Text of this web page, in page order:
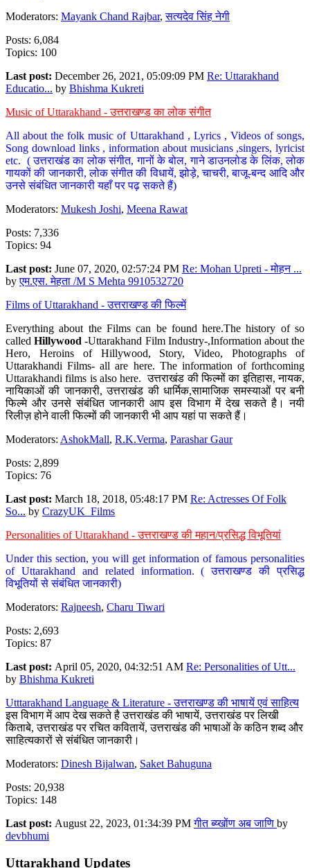
Moderators: Mayank Chand Rajbar,सत्यदेव सिंह नेगी
Posts: 6,084
Topics: 100
Last post: December 26, 2021, 05:09:09 PM Re: Uttarakhand
Educatio... by Bhishma Kukreti
Music of Uttarakhand - उत्तराखण्ड का लोक संगीत
All about the folk music of Uttarakhand , Lyrics , Videos of songs,
Song download links , information about musicians ,singers, lyricist
etc. ( उत्तराखंड का लोक संगीत, गानों के बोल, गाने डाउनलोड के लिंक, लोक
गायकों की जानकारी, लोक संगीत की विधायें, झोड़े, चाचरी, बाजू-बन्द आदि और
उनसे संबंधित जानकारी यहाँ पर पढ़ सकते हैं)
Moderators: Mukesh Joshi, Meena Rawat
Posts: 7,336
Topics: 94
Last post: June 07, 2020, 02:57:24 PM Re: Mohan Upreti - मोहन ...
byएम.एस. मेहता /M S Mehta 9910532720
Films of Uttarakhand - उत्तराखण्ड की फिल्में
Everything about the Films can be found here.The history of so
calledHillywood-Uttarakhand Film Industry-,Information about the
Hero, Heroins of Hillywood, Story, Video, Photographs of
Uttarakhandi Films- all are here. The information of forthcoming
Uttarakhandi films is also here. उत्तराखंड की फिल्मों का इतिहास, नायक,
नायिकाओं की जानकारी, उत्तराखंड की धार्मिक,सामाजिक समस्याओं पर बनी
फिल्मे और उनसे संबंधित जानकारी आप इस विभाग में देख सकते है। नयी
रिलीज़ होने वाली फिल्मों की जानकारी भी आप यहां पा सकते हैं।
Moderators: AshokMall, R.K.Verma, Parashar Gaur
Posts: 2,899
Topics: 76
Last post: March 18, 2018, 05:48:17 PM Re: Actresses Of Folk
So... by CrazyUK_Films
Personalities of Uttarakhand - उत्तराखण्ड की महान/प्रसिद्ध विभूतियां
Under this section, you will get information of famous personalities
of Uttarakhand and related information. ( उत्तराखण्ड की प्रसिद्ध
विभूतियों से संबंधित जानकारी)
Moderators: Rajneesh, Charu Tiwari
Posts: 2,693
Topics: 87
Last post: April 05, 2020, 04:32:51 AM Re: Personalities of Utt...
by Bhishma Kukreti
Utttarakhand Language & Literature - उत्तराखण्ड की भाषायें एवं साहित्य
इस विभाग में आप देख सकते है उत्तराखंड की भाषायें, उत्तराखंड पर लिखी
किताबे, उत्तराखंड पर रचित कवितायें, उत्तराखंड की भाषाओं के कठिन शब्द और
साहित्यकारों से संबंधित जानकारी।
Moderators: Dinesh Bijalwan, Saket Bahuguna
Posts: 20,938
Topics: 148
Last post: August 22, 2023, 01:34:39 PMगीत ब्य्खोंण अब जाणि by
devbhumi
Uttarakhand Updates